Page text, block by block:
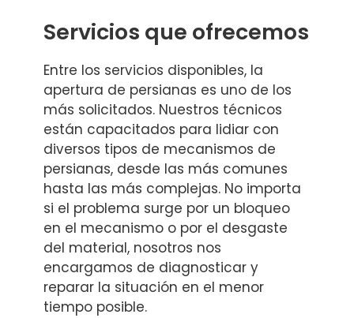
Servicios que ofrecemos
Entre los servicios disponibles, la
apertura de persianas es uno de los
más solicitados. Nuestros técnicos
están capacitados para lidiar con
diversos tipos de mecanismos de
persianas, desde las más comunes
hasta las más complejas. No importa
si el problema surge por un bloqueo
en el mecanismo o por el desgaste
del material, nosotros nos
encargamos de diagnosticar y
reparar la situación en el menor
tiempo posible.